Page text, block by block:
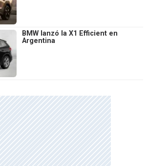
BMW lanzó la X1 Efficient en
Argentina